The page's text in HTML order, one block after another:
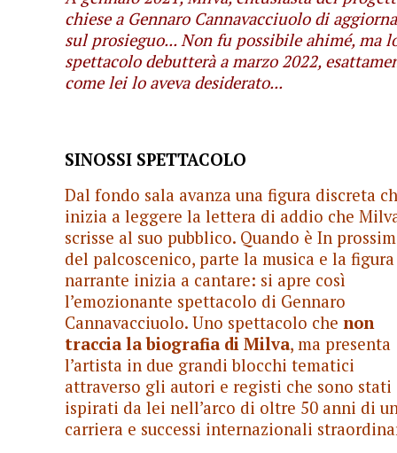
chiese a Gennaro Cannavacciuolo di
sul prosieguo... Non fu possibile ahimé, ma
spettacolo debutterà a marzo 2022,
come lei lo aveva desiderato...
SINOSSI SPETTACOLO
Dal fondo sala avanza una figura discreta
inizia a leggere la lettera di addio che
scrisse al suo pubblico. Quando è In
del palcoscenico, parte la musica e la figura
narrante inizia a cantare: si apre così
l’emozionante spettacolo di Gennaro
Cannavacciuolo. Uno spettacolo che non
traccia la biografia di Milva, ma presenta
l’artista in due grandi blocchi tematici
attraverso gli autori e registi che sono stati
ispirati da lei nell’arco di oltre 50 anni di
carriera e successi internazionali